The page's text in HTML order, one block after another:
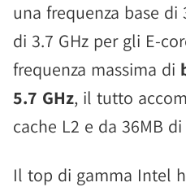
una frequenza base di
di 3.7 GHz per gli E-
frequenza massima di
5.7 GHz, il tutto
cache L2 e da 36MB
Il top di gamma Intel